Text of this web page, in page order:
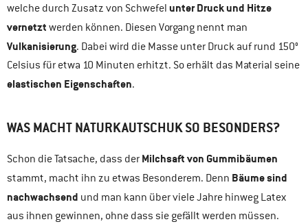
welche durch Zusatz von Schwefel unter Druck und Hitze
vernetzt werden können. Diesen Vorgang nennt man
Vulkanisierung. Dabei wird die Masse unter Druck auf rund 150°
Celsius für etwa 10 Minuten erhitzt. So erhält das Material seine
elastischen Eigenschaften.
WAS MACHT NATURKAUTSCHUK SO BESONDERS?
Schon die Tatsache, dass der Milchsaft von Gummibäumen
stammt, macht ihn zu etwas Besonderem. Denn Bäume sind
nachwachsend und man kann über viele Jahre hinweg Latex
aus ihnen gewinnen, ohne dass sie gefällt werden müssen.